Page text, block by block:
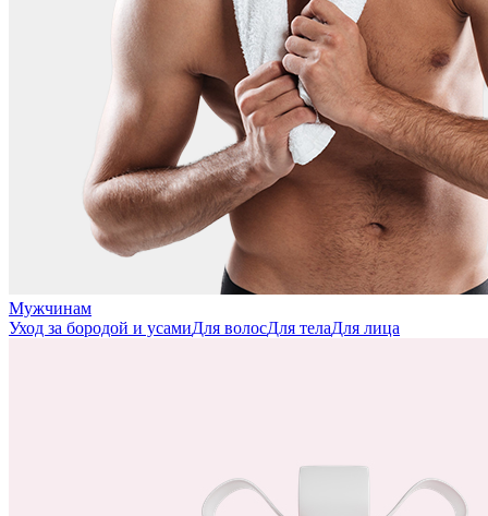
Мужчинам
Уход за бородой и усамиДля волосДля телаДля лица